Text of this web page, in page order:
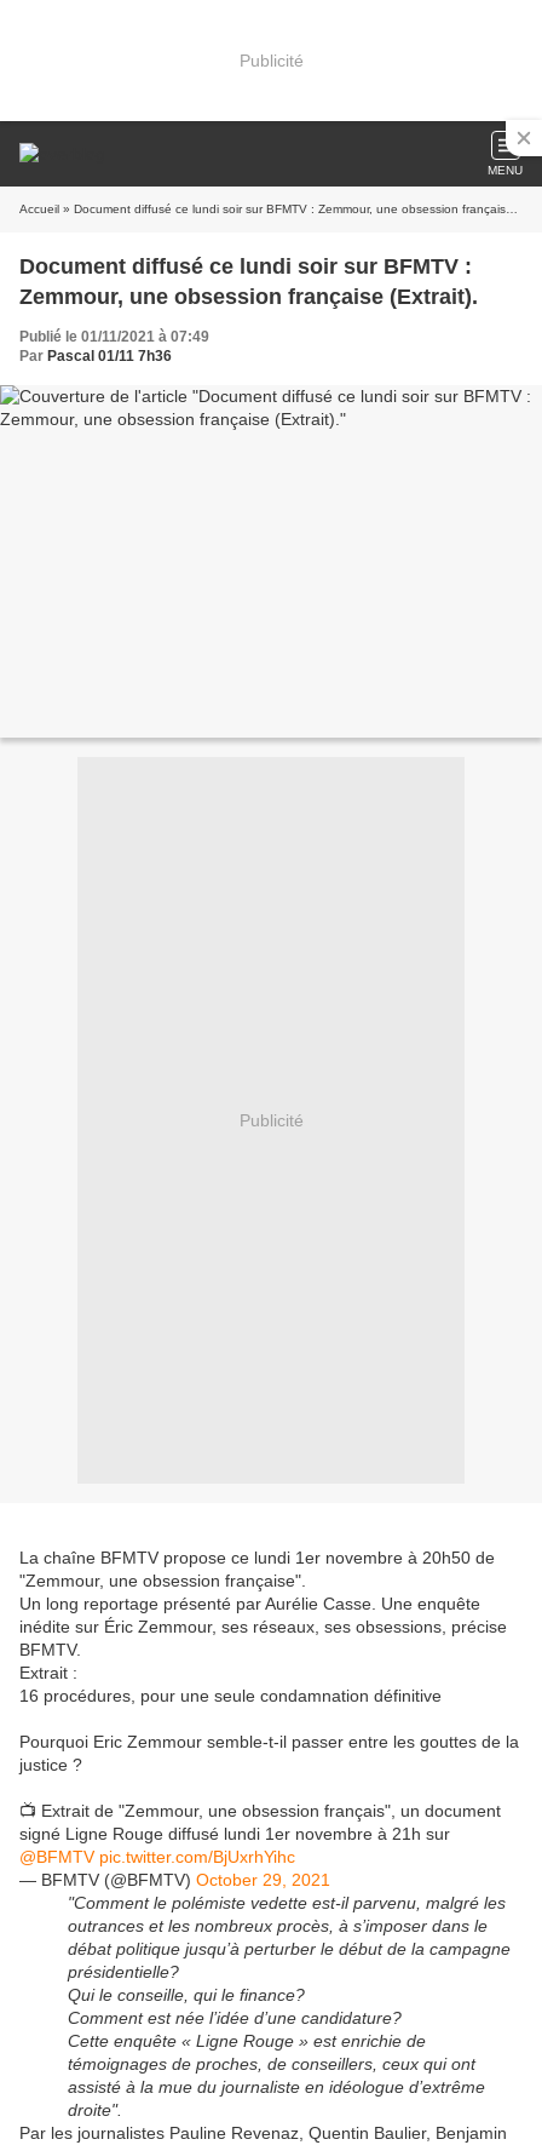
Publicité
MENU
Accueil » Document diffusé ce lundi soir sur BFMTV : Zemmour, une obsession française (Extrait).
Document diffusé ce lundi soir sur BFMTV :
Zemmour, une obsession française (Extrait).
Publié le 01/11/2021 à 07:49
Par Pascal 01/11 7h36
Publicité
La chaîne BFMTV propose ce lundi 1er novembre à 20h50 de
"Zemmour, une obsession française".
Un long reportage présenté par Aurélie Casse. Une enquête
inédite sur Éric Zemmour, ses réseaux, ses obsessions, précise
BFMTV.
Extrait :
16 procédures, pour une seule condamnation définitive
Pourquoi Eric Zemmour semble-t-il passer entre les gouttes de la
justice ?
📺 Extrait de "Zemmour, une obsession français", un document
signé Ligne Rouge diffusé lundi 1er novembre à 21h sur
@BFMTV pic.twitter.com/BjUxrhYihc
— BFMTV (@BFMTV) October 29, 2021
"Comment le polémiste vedette est-il parvenu, malgré les
outrances et les nombreux procès, à s’imposer dans le
débat politique jusqu’à perturber le début de la campagne
présidentielle?
Qui le conseille, qui le finance?
Comment est née l’idée d’une candidature?
Cette enquête « Ligne Rouge » est enrichie de
témoignages de proches, de conseillers, ceux qui ont
assisté à la mue du journaliste en idéologue d’extrême
droite".
Par les journalistes Pauline Revenaz, Quentin Baulier, Benjamin